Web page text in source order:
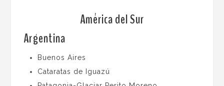
América del Sur
Argentina
Buenos Aires
Cataratas de Iguazú